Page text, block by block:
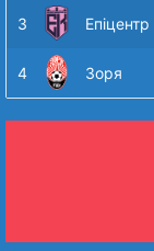
3 Епіцентр
4 Зоря